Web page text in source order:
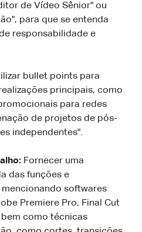
de Vídeo Sênior" ou
para que se entenda
responsabilidade e
bullet points para
principais, como
para redes
de projetos de pós-
independentes".
Fornecer uma
das funções e
softwares
Premiere Pro, Final Cut
como técnicas